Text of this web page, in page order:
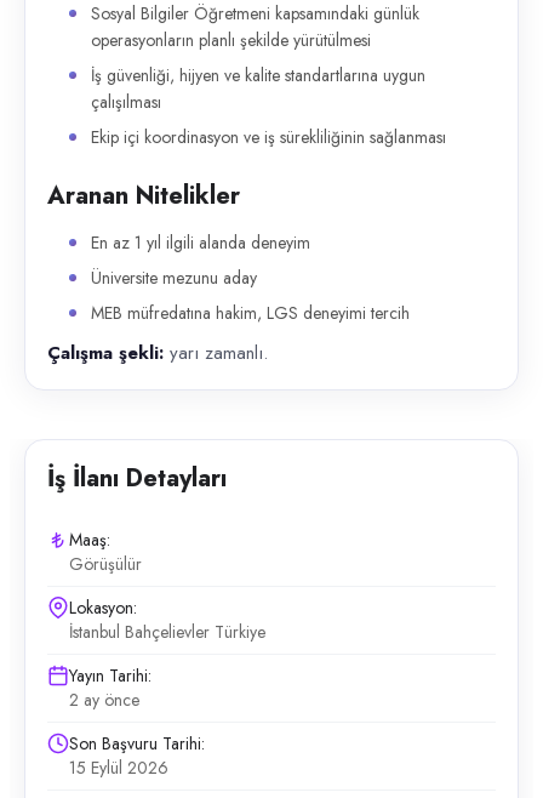
Sosyal Bilgiler Öğretmeni kapsamındaki günlük
operasyonların planlı şekilde yürütülmesi
İş güvenliği, hijyen ve kalite standartlarına uygun
çalışılması
Ekip içi koordinasyon ve iş sürekliliğinin sağlanması
Aranan Nitelikler
En az 1 yıl ilgili alanda deneyim
Üniversite mezunu aday
MEB müfredatına hakim, LGS deneyimi tercih
Çalışma şekli: yarı zamanlı.
İş İlanı Detayları
Maaş:
Görüşülür
Lokasyon:
İstanbul Bahçelievler Türkiye
Yayın Tarihi:
2 ay önce
Son Başvuru Tarihi:
15 Eylül 2026